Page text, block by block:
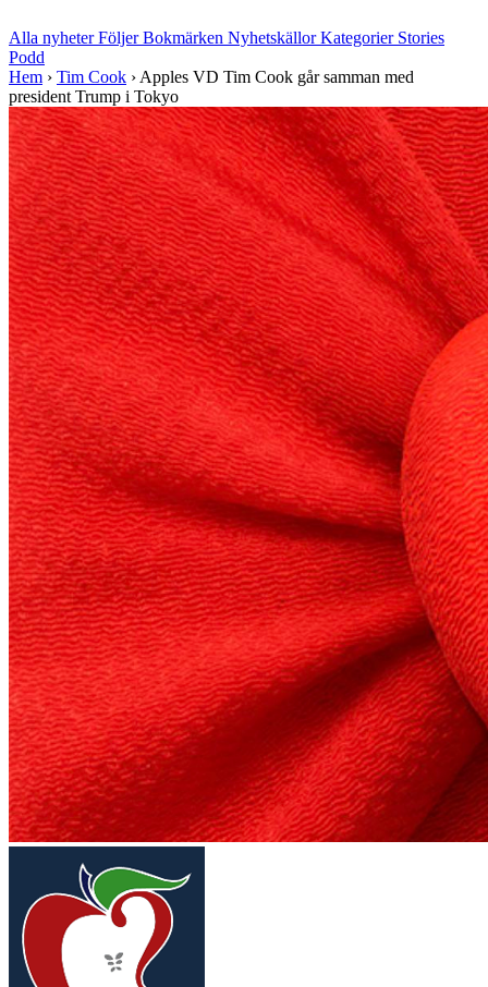
Alla nyheterFöljerBokmärken NyhetskällorKategorier Stories
Podd
Hem › Tim Cook › Apples VD Tim Cook går samman med
president Trump i Tokyo